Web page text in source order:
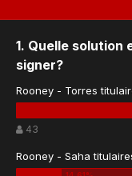
1. Quelle solution
signer?
Rooney - Torres
43
Rooney - Saha